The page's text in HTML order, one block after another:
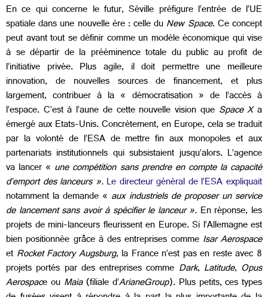
En ce qui concerne le futur, Séville préfigure l’entrée de l’UE
spatiale dans une nouvelle ère : celle duNew Space. Ce concept
peut avant tout se définir comme un modèle économique qui vise
à se départir de la prééminence totale du public au profit de
l’initiative privée. Plus agile, il doit permettre une meilleure
innovation, de nouvelles sources de financement, et plus
largement, contribuer à la « démocratisation » de l’accès à
l’espace. C’est à l’aune de cette nouvelle vision que Space Xa
émergé aux Etats-Unis. Concrètement, en Europe, cela se traduit
par la volonté de l’ESA de mettre fin aux monopoles et aux
partenariats institutionnels qui subsistaient jusqu’alors. L’agence
va lancer « une compétition sans prendre en compte la capacité
d’emport des lanceurs ».Le directeur général de l’ESA expliquait
notamment la demande « aux industriels de proposer un service
de lancement sans avoir à spécifier le lanceur ». En réponse, les
projets de mini-lanceurs fleurissent en Europe. Si l’Allemagne est
bien positionnée grâce à des entreprises comme Isar Aerospace
et Rocket Factory Augsburg, la France n’est pas en reste avec 8
projets portés par des entreprises comme Dark, Latitude, Opus
Aerospace ou Maia(filiale d’ArianeGroup). Plus petits, ces types